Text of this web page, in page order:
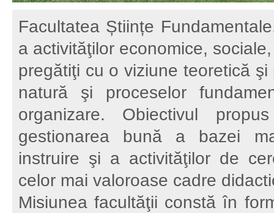
Facultatea Științe
a activităţilor economice,
pregătiţi cu o viziune teoretică
natură şi proceselor
organizare. Obiectivul
gestionarea bună a bazei
instruire şi a activităţilor de
celor mai valoroase cadre
Misiunea facultăţii constă în